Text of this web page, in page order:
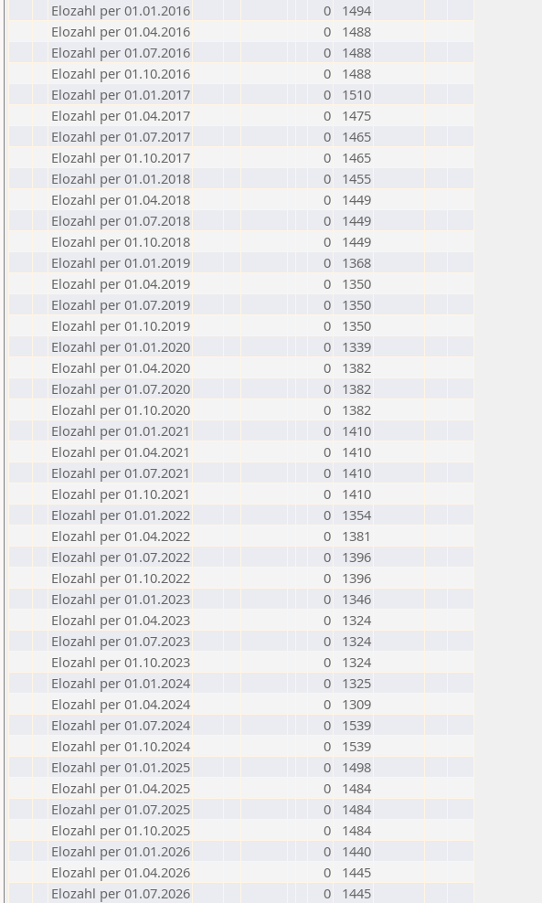
Elozahl per 01.01.2016
0
1494
Elozahl per 01.04.2016
0
1488
Elozahl per 01.07.2016
0
1488
Elozahl per 01.10.2016
0
1488
Elozahl per 01.01.2017
0
1510
Elozahl per 01.04.2017
0
1475
Elozahl per 01.07.2017
0
1465
Elozahl per 01.10.2017
0
1465
Elozahl per 01.01.2018
0
1455
Elozahl per 01.04.2018
0
1449
Elozahl per 01.07.2018
0
1449
Elozahl per 01.10.2018
0
1449
Elozahl per 01.01.2019
0
1368
Elozahl per 01.04.2019
0
1350
Elozahl per 01.07.2019
0
1350
Elozahl per 01.10.2019
0
1350
Elozahl per 01.01.2020
0
1339
Elozahl per 01.04.2020
0
1382
Elozahl per 01.07.2020
0
1382
Elozahl per 01.10.2020
0
1382
Elozahl per 01.01.2021
0
1410
Elozahl per 01.04.2021
0
1410
Elozahl per 01.07.2021
0
1410
Elozahl per 01.10.2021
0
1410
Elozahl per 01.01.2022
0
1354
Elozahl per 01.04.2022
0
1381
Elozahl per 01.07.2022
0
1396
Elozahl per 01.10.2022
0
1396
Elozahl per 01.01.2023
0
1346
Elozahl per 01.04.2023
0
1324
Elozahl per 01.07.2023
0
1324
Elozahl per 01.10.2023
0
1324
Elozahl per 01.01.2024
0
1325
Elozahl per 01.04.2024
0
1309
Elozahl per 01.07.2024
0
1539
Elozahl per 01.10.2024
0
1539
Elozahl per 01.01.2025
0
1498
Elozahl per 01.04.2025
0
1484
Elozahl per 01.07.2025
0
1484
Elozahl per 01.10.2025
0
1484
Elozahl per 01.01.2026
0
1440
Elozahl per 01.04.2026
0
1445
Elozahl per 01.07.2026
0 1445